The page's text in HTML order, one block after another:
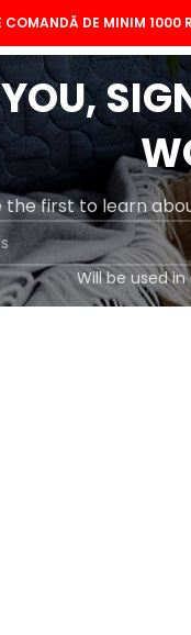
the first to learn
Will be used
COMANDĂ DE MINIM 1000